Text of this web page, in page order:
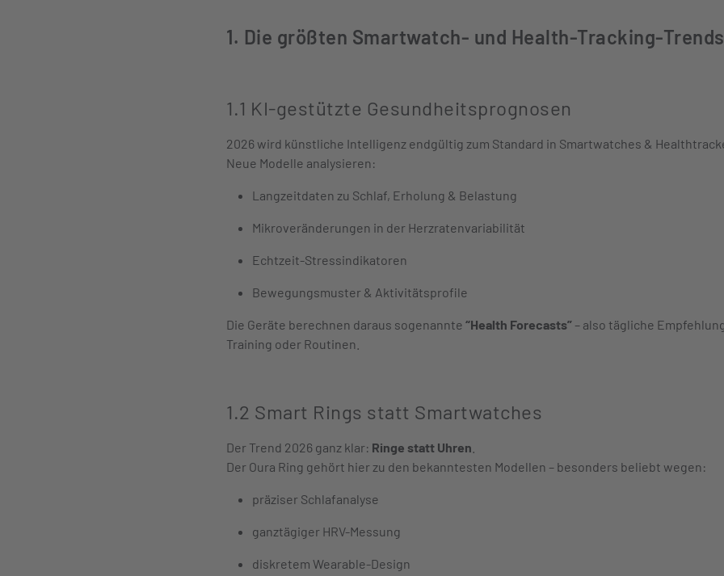
1. Die größten Smartwatch- und Health-Tracking-
1.1 KI-gestützte Gesundheitsprognosen
2026 wird künstliche Intelligenz endgültig zum Standard in Smartwatches &
Neue Modelle analysieren:
Langzeitdaten zu Schlaf, Erholung & Belastung
Mikroveränderungen in der Herzratenvariabilität
Echtzeit-Stressindikatoren
Bewegungsmuster & Aktivitätsprofile
Die Geräte berechnen daraus sogenannte “Health Forecasts” – also tägliche
Training oder Routinen.
1.2 Smart Rings statt Smartwatches
Der Trend 2026 ganz klar: Ringe statt Uhren
Der Oura Ring gehört hier zu den bekanntesten Modellen – besonders beliebt wegen:
präziser Schlafanalyse
ganztägiger HRV-Messung
diskretem Wearable-Design